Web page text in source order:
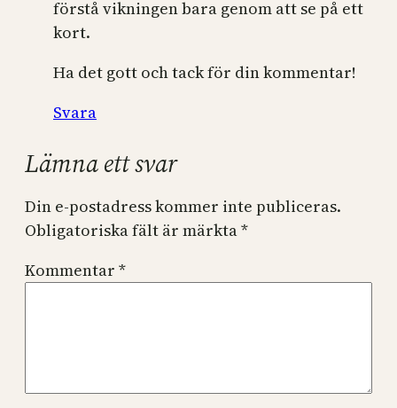
förstå vikningen bara genom att se på ett
kort.
Ha det gott och tack för din kommentar!
Svara
Lämna ett svar
Din e-postadress kommer inte publiceras.
Obligatoriska fält är märkta*
Kommentar *